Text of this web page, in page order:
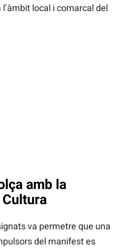
local i comarcal del
amb la
va permetre que una
del manifest es